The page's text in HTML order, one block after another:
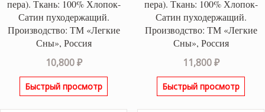
пера). Ткань: 100% Хлопок-
Сатин пуходержащий.
Производство: ТМ «Легкие
Сны», Россия
10,800₽
Быстрый просмотр
пера). Ткань: 100% Хлопок-
Сатин пуходержащий.
Производство: ТМ «Легкие
Сны», Россия
11,800₽
Быстрый просмотр